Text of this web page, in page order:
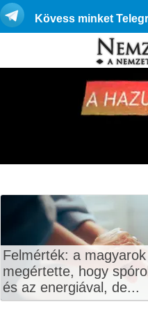
Kövess minket
Felmérték: a
megértette, hogy
és az energiával, de...